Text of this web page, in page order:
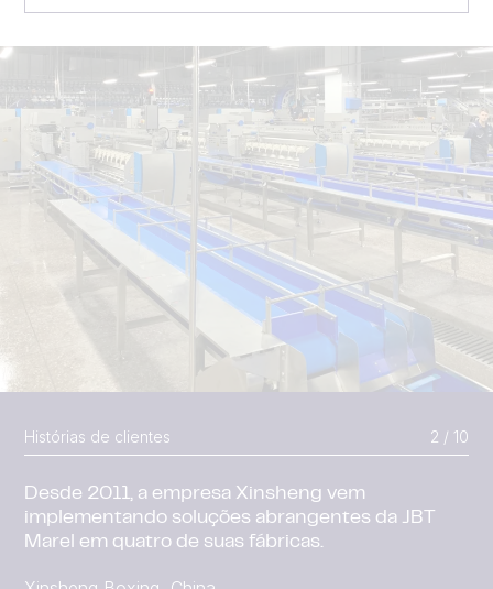
Histórias de clientes 2 / 10
Desde 2011, a empresa Xinsheng vem
implementando soluções abrangentes da JBT
Marel em quatro de suas fábricas.